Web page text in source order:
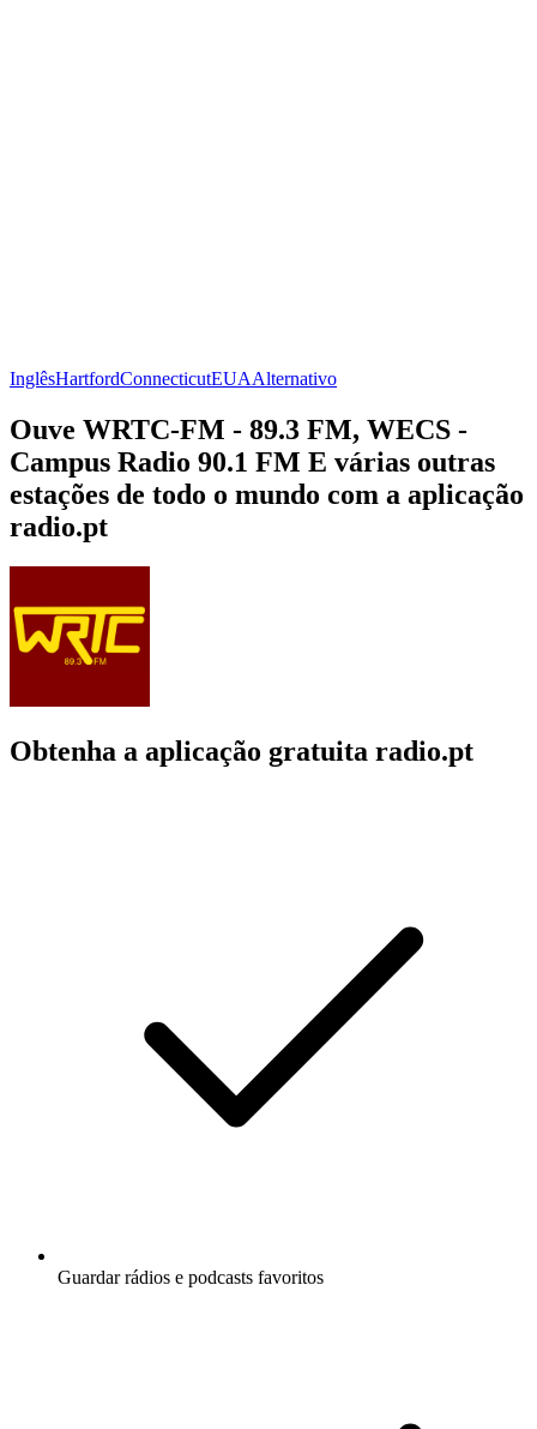
InglêsHartfordConnecticutEUAAlternativo
Ouve WRTC-FM - 89.3 FM, WECS -
Campus Radio 90.1 FM E várias outras
estações de todo o mundo com a aplicação
radio.pt
Obtenha a aplicação gratuita radio.pt
Guardar rádios e podcasts favoritos